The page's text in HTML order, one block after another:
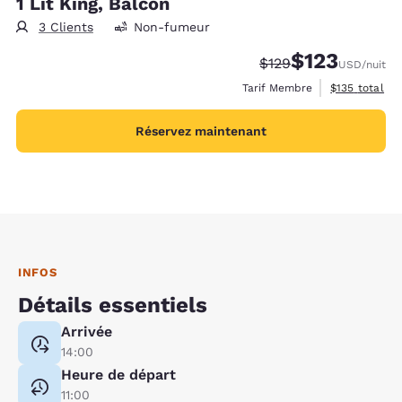
3 Clients Non-fumeur
Tarif barré :
$129Tarif réduit :
$123USD/nuit
Tarif Membre
Afficher les
$135 total
Réservez maintenant
INFOS
Détails essentiels
Arrivée
14:00
Heure de départ
11:00